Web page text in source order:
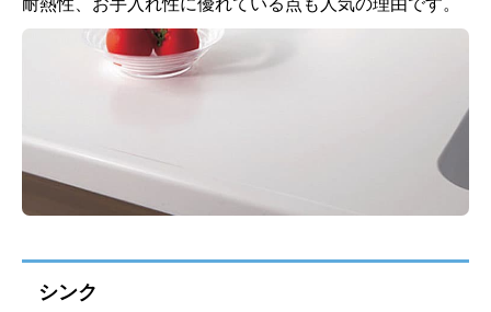
耐熱性、お手入れ性に優れている点も人気の理由です。
シンク